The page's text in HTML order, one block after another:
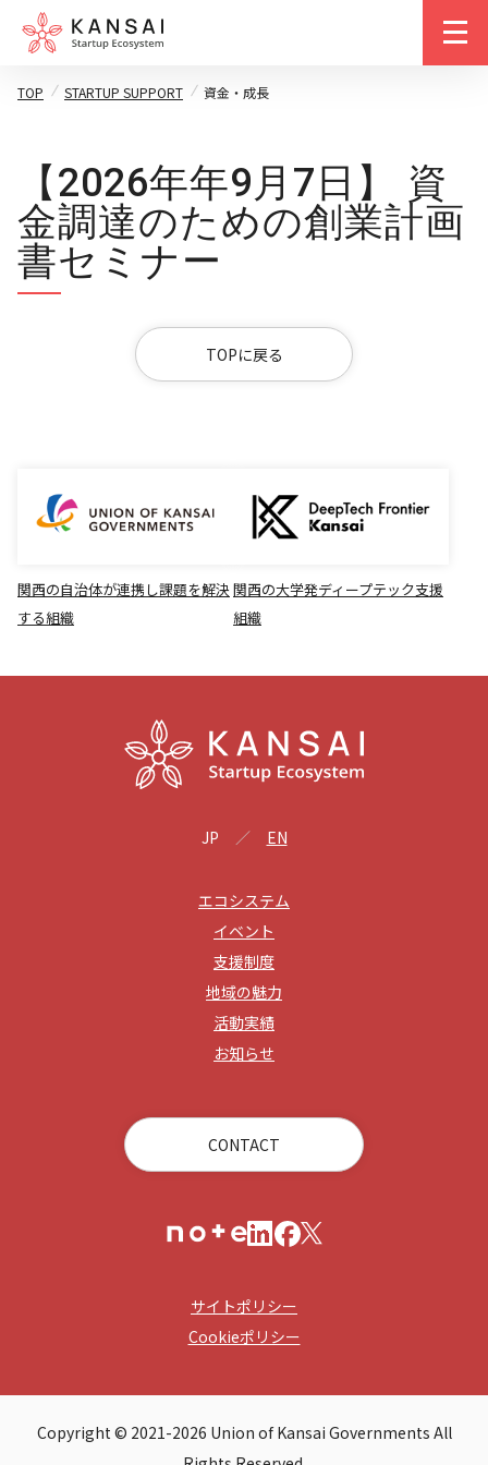
TOP STARTUP SUPPORT 資金・成長
【2026年年9月7日】 資
金調達のための創業計画
書セミナー
TOPに戻る
関西の自治体が連携し課題を解決
する組織
関西の大学発ディープテック支援
組織
JP EN
エコシステム
イベント
支援制度
地域の魅力
活動実績
お知らせ
CONTACT
サイトポリシー
Cookieポリシー
Copyright © 2021-2026 Union of Kansai Governments All